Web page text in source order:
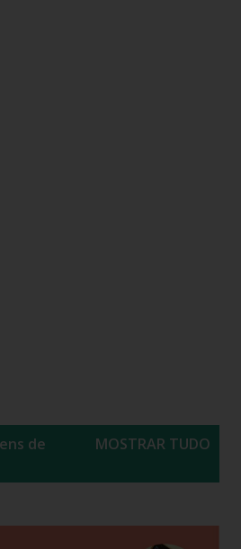
de
MOSTRAR TUDO